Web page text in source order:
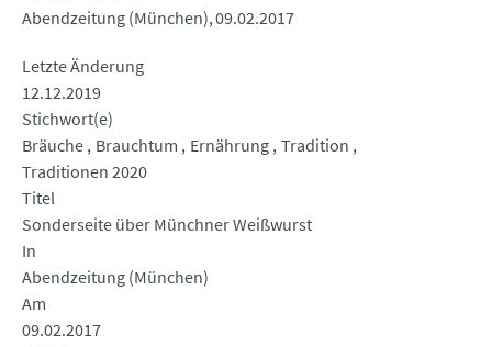
Abendzeitung (München) 09.02.2017
Letzte Änderung
12.12.2019
Stichwort(e)
Bräuche Brauchtum Ernährung Tradition
Traditionen 2020
Titel
Sonderseite über Münchner Weißwurst
In
Abendzeitung (München)
Am
09.02.2017